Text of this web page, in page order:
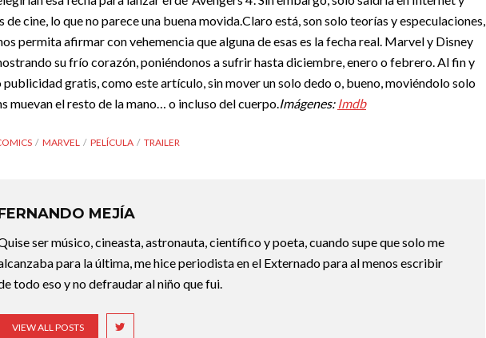
de cine, lo que no parece una buena movida.Claro está, son solo teorías y especulaciones,
permita afirmar con vehemencia que alguna de esas es la fecha real. Marvel y Disney
su frío corazón, poniéndonos a sufrir hasta diciembre, enero o febrero. Al fin y
publicidad gratis, como este artículo, sin mover un solo dedo o, bueno, moviéndolo solo
muevan el resto de la mano… o incluso del cuerpo.Imágenes: Imdb
MARVEL PELÍCULA TRAILER
MEJÍA
ser músico, cineasta, astronauta, científico y poeta, cuando supe que solo me
para la última, me hice periodista en el Externado para al menos escribir
todo eso y no defraudar al niño que fui.
VIEW ALL POSTS